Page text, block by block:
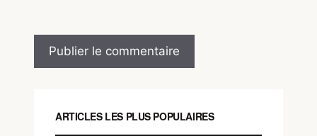
ARTICLES LES PLUS POPULAIRES